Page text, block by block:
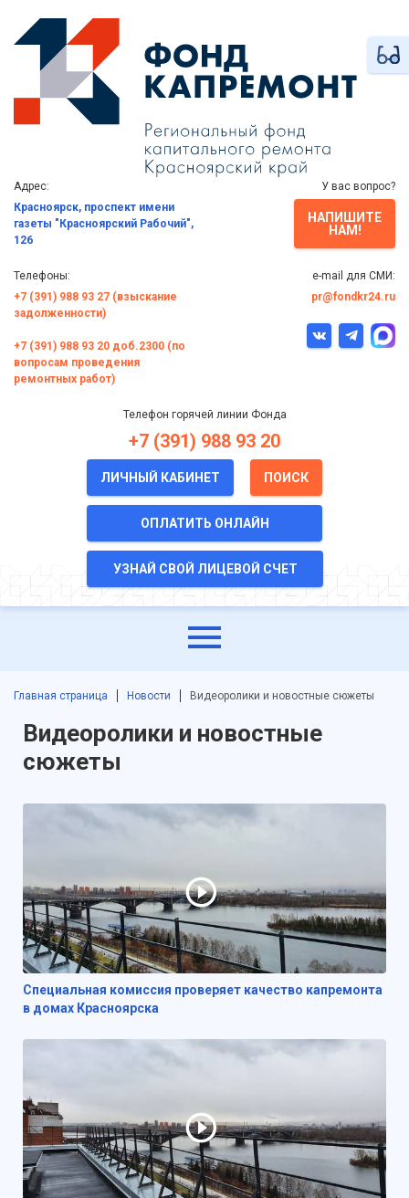
Адрес:
Красноярск, проспект имени
газеты "Красноярский Рабочий",
126
Телефоны:
+7 (391) 988 93 27 (взыскание
задолженности)
+7 (391) 988 93 20 доб.2300 (по
вопросам проведения
ремонтных работ)
У вас вопрос?
НАПИШИТЕ
НАМ!
e-mail для СМИ:
pr@fondkr24.ru
Телефон горячей линии Фонда
+7 (391) 988 93 20
ЛИЧНЫЙ КАБИНЕТ ПОИСК
ОПЛАТИТЬ ОНЛАЙН
УЗНАЙ СВОЙ ЛИЦЕВОЙ СЧЕТ
Главная страница Новости Видеоролики и новостные сюжеты
Видеоролики и новостные
сюжеты
Специальная комиссия проверяет качество капремонта
в домах Красноярска